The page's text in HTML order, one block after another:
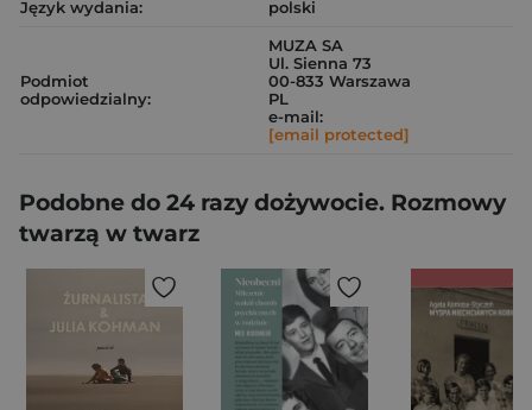
Język wydania: polski
Podmiot
odpowiedzialny:
MUZA SA
Ul. Sienna 73
00-833 Warszawa
PL
e-mail:
[email protected]
Podobne do 24 razy dożywocie. Rozmowy
twarzą w twarz